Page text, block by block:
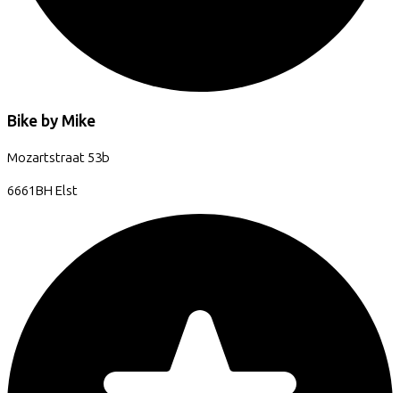
Bike by Mike
Mozartstraat53b
6661BH Elst